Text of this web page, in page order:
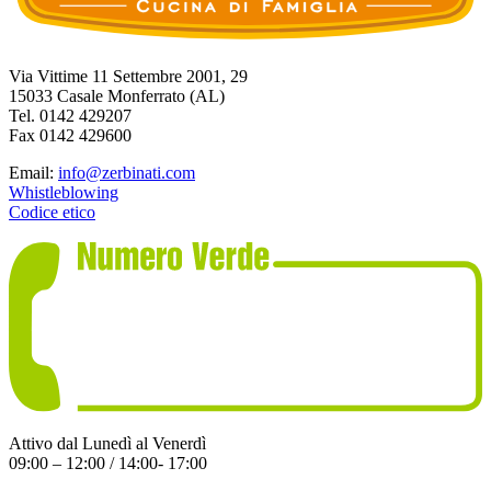
Via Vittime 11 Settembre 2001, 29
15033 Casale Monferrato (AL)
Tel. 0142 429207
Fax 0142 429600
Email: info@zerbinati.com
Whistleblowing
Codice etico
Attivo dal Lunedì al Venerdì
09:00 – 12:00 / 14:00- 17:00